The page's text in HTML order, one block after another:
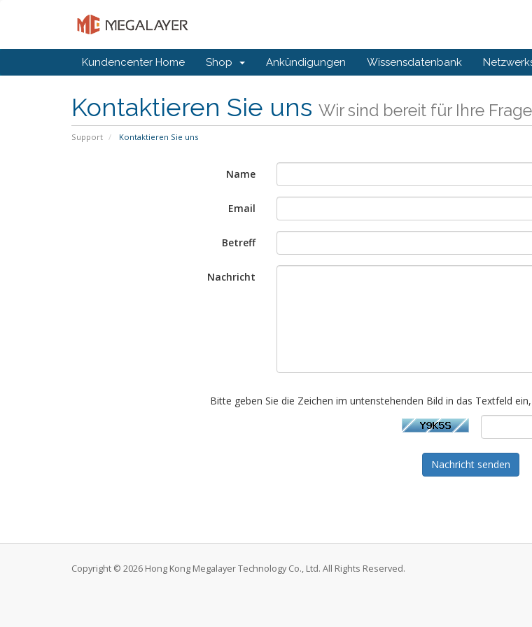
Kundencenter Home Shop Ankündigungen Wissensdatenbank
Kontaktieren Sie uns Wir sind bereit für Ihre
Support Kontaktieren Sie uns
Name
Email
Betreff
Nachricht
Bitte geben Sie die Zeichen im untenstehenden Bild in das Textfeld
Nachricht senden
Copyright © 2026 Hong Kong Megalayer Technology Co., Ltd. All Rights Reserved.